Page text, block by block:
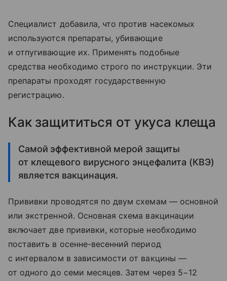
Специалист добавила, что против насекомых
используются препараты, убивающие
и отпугивающие их. Применять подобные
средства необходимо строго по инструкции. Эти
препараты проходят государственную
регистрацию.
Как защититься от укуса клеща
Самой эффективной мерой защиты
от клещевого вирусного энцефалита (КВЭ)
является вакцинация.
Прививки проводятся по двум схемам — основной
или экстренной. Основная схема вакцинации
включает две прививки, которые необходимо
поставить в осенне-весенний период
с интервалом в зависимости от вакцины —
от одного до семи месяцев. Затем через 5−12